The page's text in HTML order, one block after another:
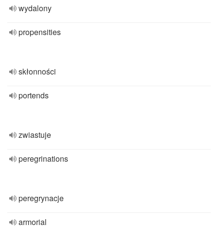
wydalony
propensities
skłonności
portends
zwiastuje
peregrinations
peregrynacje
armorial